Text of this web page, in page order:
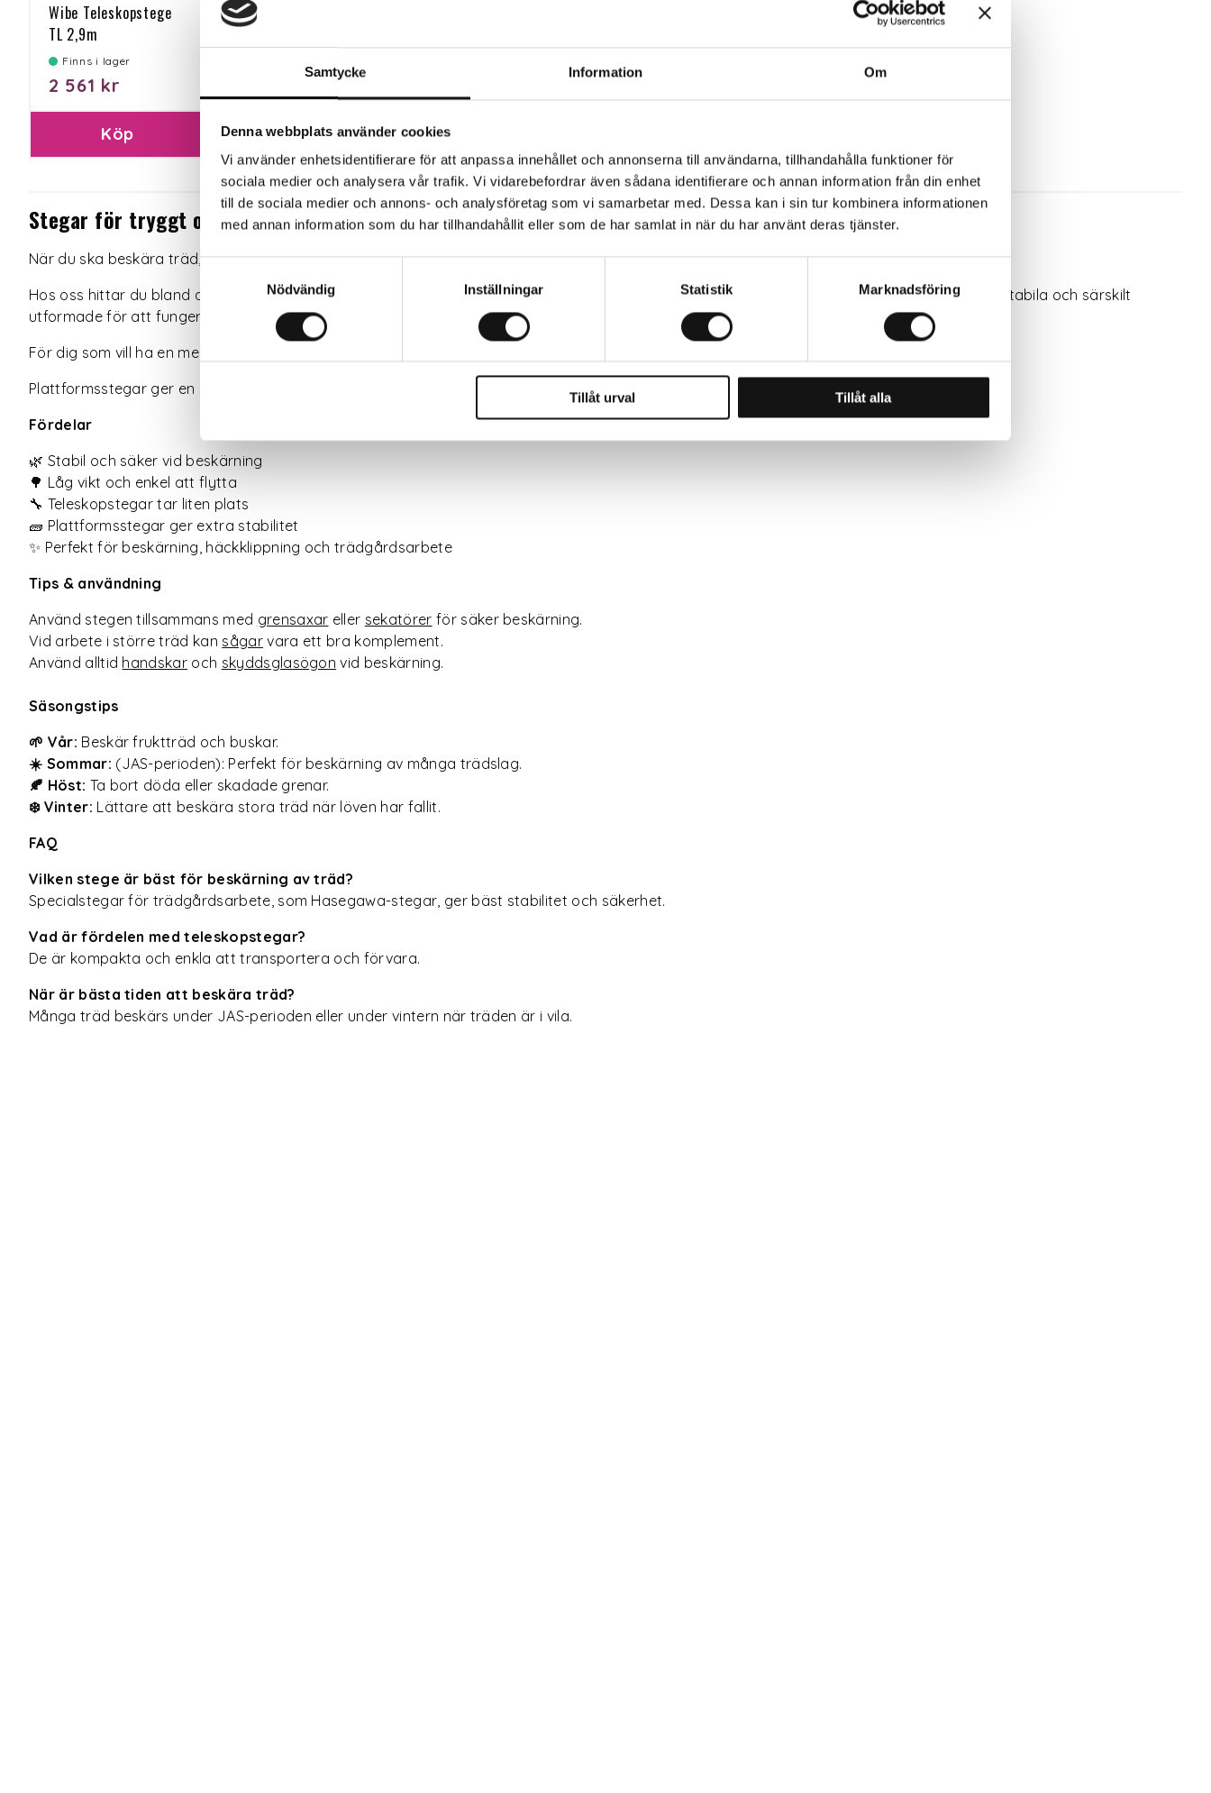
Samtycke Information Om
Denna webbplats använder cookies
Vi använder enhetsidentifierare för att anpassa innehållet och annonserna till användarna, tillhandahålla funktioner för
sociala medier och analysera vår trafik. Vi vidarebefordrar även sådana identifierare och annan information från din enhet
till de sociala medier och annons- och analysföretag som vi samarbetar med. Dessa kan i sin tur kombinera informationen
med annan information som du har tillhandahållit eller som de har samlat in när du har använt deras tjänster.
Samtyckesval
Nödvändig
Inställningar Statistik Marknadsföring
Tillåt urval Tillåt alla
Wibe Teleskopstege
TL 2,9m
Finns i lager
2 561 kr
Köp
Stegar för tryggt och enkelt trädgårdsarbete 🌿
När du ska beskära träd, klippa häckar eller arbeta på höjd i trädgården är en stabil stege avgörande för både säkerhet och komfort.
Hos oss hittar du bland annat Hasegawa-stegar från ARS, som räknas till några av de bästa trädgårdsstegarna på marknaden. De är lätta, stabila och särskilt
utformade för att fungera även i ojämn terräng.
För dig som vill ha en mer flexibel lösning finns även teleskopstegar från Telesteps, som är enkla att transportera och förvara.
Plattformsstegar ger en stabil arbetsyta och är perfekta när du ska arbeta längre stunder på höjd.
Fördelar
🌿 Stabil och säker vid beskärning
🌳 Låg vikt och enkel att flytta
🔧 Teleskopstegar tar liten plats
🧱 Plattformsstegar ger extra stabilitet
✨ Perfekt för beskärning, häckklippning och trädgårdsarbete
Tips & användning
Använd stegen tillsammans med grensaxar eller sekatörer för säker beskärning.
Vid arbete i större träd kan sågarvara ett bra komplement.
Använd alltid handskar och skyddsglasögon vid beskärning.
Säsongstips
🌱 Vår: Beskär fruktträd och buskar.
☀️ Sommar: (JAS-perioden): Perfekt för beskärning av många trädslag.
🍂 Höst: Ta bort döda eller skadade grenar.
❄️ Vinter: Lättare att beskära stora träd när löven har fallit.
FAQ
Vilken stege är bäst för beskärning av träd?
Specialstegar för trädgårdsarbete, som Hasegawa-stegar, ger bäst stabilitet och säkerhet.
Vad är fördelen med teleskopstegar?
De är kompakta och enkla att transportera och förvara.
När är bästa tiden att beskära träd?
Många träd beskärs under JAS-perioden eller under vintern när träden är i vila.